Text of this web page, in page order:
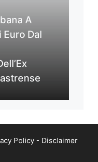
A
Euro Dal
Policy - Disclaimer